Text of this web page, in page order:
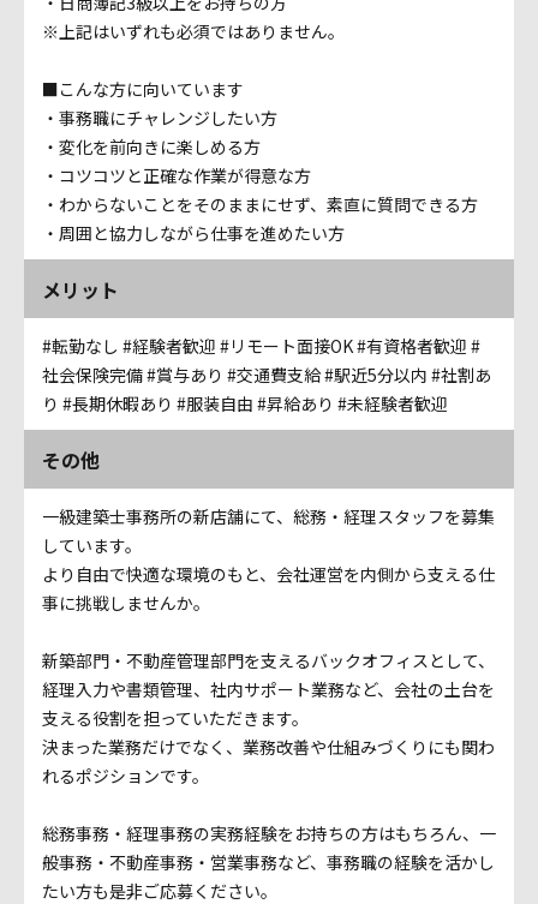
※上記はいずれも必須ではありません。
■こんな方に向いています
・事務職にチャレンジしたい方
・変化を前向きに楽しめる方
・コツコツと正確な作業が得意な方
・わからないことをそのままにせず、素直に質問できる方
・周囲と協力しながら仕事を進めたい方
メリット
#転勤なし #経験者歓迎 #リモート面接OK#有資格者歓迎 #
社会保険完備#賞与あり #交通費支給#駅近5分以内 #社割あ
り #長期休暇あり #服装自由 #昇給あり #未経験者歓迎
その他
一級建築士事務所の新店舗にて、総務・経理スタッフを募集
しています。
より自由で快適な環境のもと、会社運営を内側から支える仕
事に挑戦しませんか。
新築部門・不動産管理部門を支えるバックオフィスとして、
経理入力や書類管理、社内サポート業務など、会社の土台を
支える役割を担っていただきます。
決まった業務だけでなく、業務改善や仕組みづくりにも関わ
れるポジションです。
総務事務・経理事務の実務経験をお持ちの方はもちろん、一
般事務・不動産事務・営業事務など、事務職の経験を活かし
たい方も是非ご応募ください。